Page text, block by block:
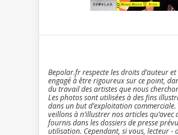
Bepolar.fr respecte les droits d’auteur et
engagé à être rigoureux sur ce point,
du travail des artistes que nous
Les photos sont utilisées à des fins
dans un but d’exploitation
veillons à n’illustrer nos articles qu’avec
fournis dans les dossiers de presse
utilisation. Cependant, si vous, lecteur -